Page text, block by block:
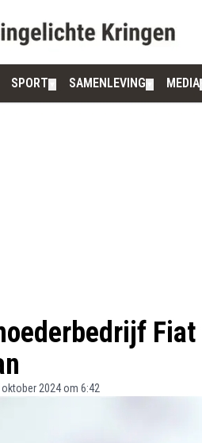
SPORT SAMENLEVING MEDIA
2024 om 6:42